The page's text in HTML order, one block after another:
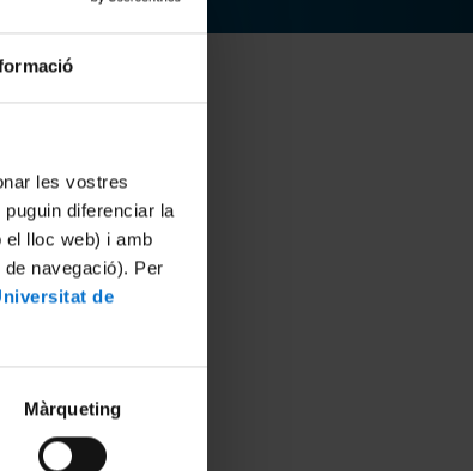
les vostres
diferenciar la
lloc web) i amb
navegació). Per
de
Màrqueting